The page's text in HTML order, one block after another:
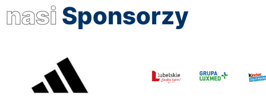
nasi Sponsorzy